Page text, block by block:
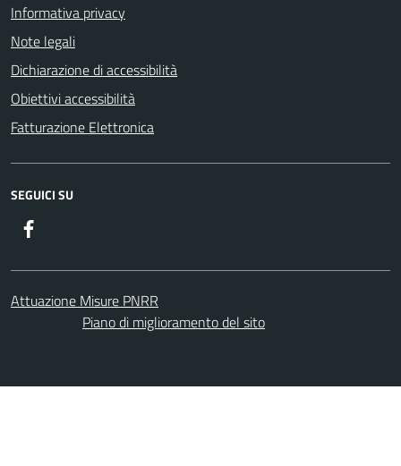
Informativa privacy
Note legali
Dichiarazione di accessibilità
Obiettivi accessibilità
Fatturazione Elettronica
SEGUICI SU
Attuazione Misure PNRR
Piano di miglioramento del sito